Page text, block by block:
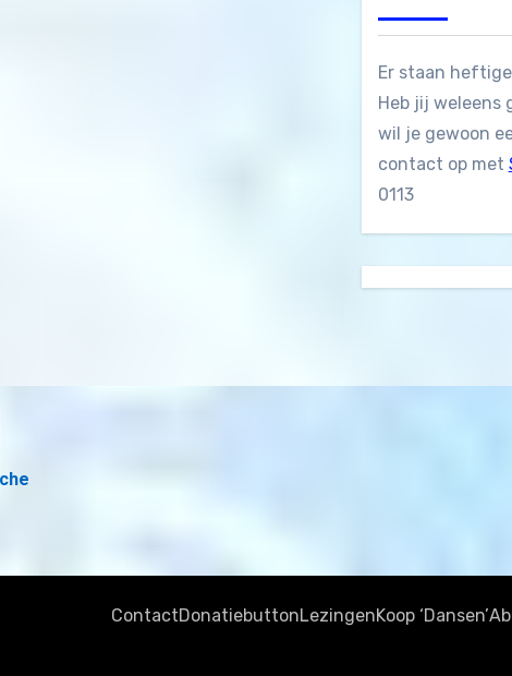
Er staan
Heb jij weleens
wil je gewoon
contact op met
0113
ContactDonatiebuttonLezingenKoop ‘Dansen’